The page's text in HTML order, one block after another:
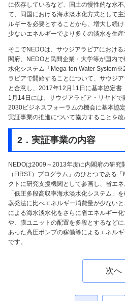
に依存しているなど、国土の慢性的な水
て、同国における海水淡水化方式として
ルギーを必要とすることから、増大し続
少ないエネルギーでより多くの淡水を生
そこでNEDOは、サウジアラビアにおけ
閣府、NEDOと民間企業・大学等が国内
水化システム「Mega-ton Water
ラビアで開始することについて、サウジ
と合意し、2017年12月11日に基本協定
1月14日には、サウジアラビア・リヤド
2030ビジネスフォーラムの機会に基本協
実証事業の推進について協力することを改
2．実証事業の内容
NEDOは2009～2013年度に内閣府の研究
（FIRST）プログラム」のひとつである
クトに研究支援機関として参画し、省エ
「低圧多段高収率海水淡水化システム」
蒸発法に比べエネルギー消費量が少ない
による海水淡水化をさらに省エネルギー
や、膜ユニットの配置を多段とするなど
あった高圧ポンプの稼働等によるエネル
です。
次へ